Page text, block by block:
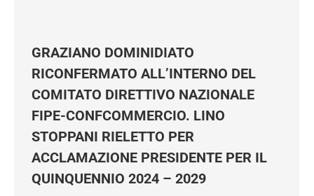
GRAZIANO DOMINIDIATO
RICONFERMATO ALL’INTERNO DEL
COMITATO DIRETTIVO NAZIONALE
FIPE-CONFCOMMERCIO. LINO
STOPPANI RIELETTO PER
ACCLAMAZIONE PRESIDENTE PER IL
QUINQUENNIO 2024 – 2029